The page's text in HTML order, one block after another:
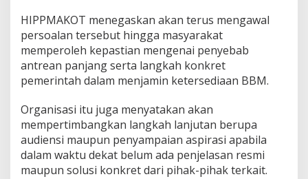
HIPPMAKOT menegaskan akan terus mengawal
persoalan tersebut hingga masyarakat
memperoleh kepastian mengenai penyebab
antrean panjang serta langkah konkret
pemerintah dalam menjamin ketersediaan BBM.
Organisasi itu juga menyatakan akan
mempertimbangkan langkah lanjutan berupa
audiensi maupun penyampaian aspirasi apabila
dalam waktu dekat belum ada penjelasan resmi
maupun solusi konkret dari pihak-pihak terkait.